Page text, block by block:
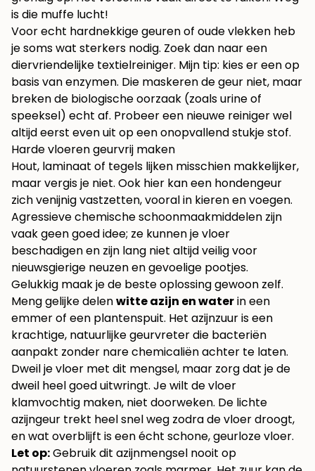
is die muffe lucht!
Voor echt hardnekkige geuren of oude vlekken heb
je soms wat sterkers nodig. Zoek dan naar een
diervriendelijke textielreiniger. Mijn tip: kies er een op
basis van enzymen. Die maskeren de geur niet, maar
breken de biologische oorzaak (zoals urine of
speeksel) echt af. Probeer een nieuwe reiniger wel
altijd eerst even uit op een onopvallend stukje stof.
Harde vloeren geurvrij maken
Hout, laminaat of tegels lijken misschien makkelijker,
maar vergis je niet. Ook hier kan een hondengeur
zich venijnig vastzetten, vooral in kieren en voegen.
Agressieve chemische schoonmaakmiddelen zijn
vaak geen goed idee; ze kunnen je vloer
beschadigen en zijn lang niet altijd veilig voor
nieuwsgierige neuzen en gevoelige pootjes.
Gelukkig maak je de beste oplossing gewoon zelf.
Meng gelijke delenwitte azijn en waterin een
emmer of een plantenspuit. Het azijnzuur is een
krachtige, natuurlijke geurvreter die bacteriën
aanpakt zonder nare chemicaliën achter te laten.
Dweil je vloer met dit mengsel, maar zorg dat je de
dweil heel goed uitwringt. Je wilt de vloer
klamvochtig maken, niet doorweken. De lichte
azijngeur trekt heel snel weg zodra de vloer droogt,
en wat overblijft is een écht schone, geurloze vloer.
Let op:Gebruik dit azijnmengsel nooit op